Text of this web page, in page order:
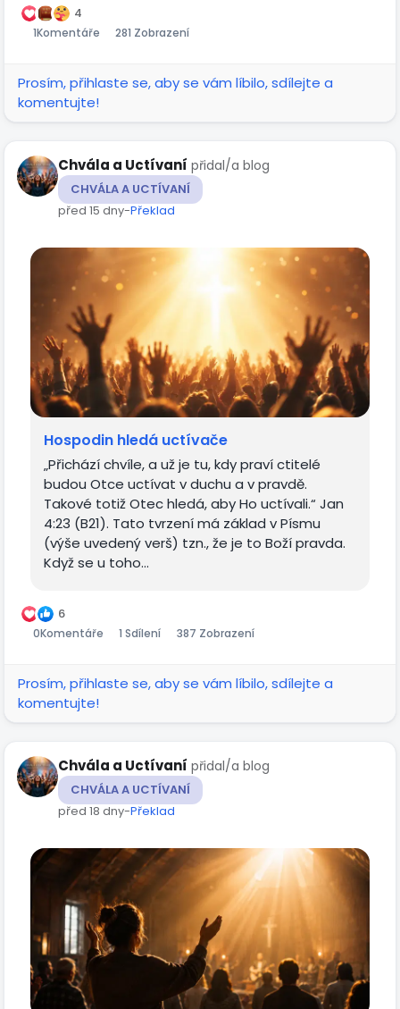
4
1Komentáře 281 Zobrazení
Prosím, přihlaste se, aby se vám líbilo, sdílejte a
komentujte!
Chvála a Uctívaní přidal/a blog
CHVÁLA A UCTÍVANÍ
před 15 dny-Překlad
Hospodin hledá uctívače
„Přichází chvíle, a už je tu, kdy praví ctitelé
budou Otce uctívat v duchu a v pravdě.
Takové totiž Otec hledá, aby Ho uctívali.“ Jan
4:23 (B21). Tato tvrzení má základ v Písmu
(výše uvedený verš) tzn., že je to Boží pravda.
Když se u toho...
6
0Komentáře 1 Sdílení 387 Zobrazení
Prosím, přihlaste se, aby se vám líbilo, sdílejte a
komentujte!
Chvála a Uctívaní přidal/a blog
CHVÁLA A UCTÍVANÍ
před 18 dny-Překlad